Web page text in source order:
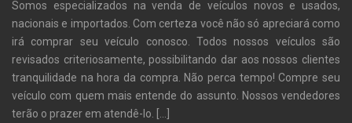
Somos especializados na venda de veículos novos e usados,
nacionais e importados. Com certeza você não só apreciará como
irá comprar seu veículo conosco. Todos nossos veículos são
revisados criteriosamente, possibilitando dar aos nossos clientes
tranquilidade na hora da compra. Não perca tempo! Compre seu
veículo com quem mais entende do assunto. Nossos vendedores
terão o prazer em atendê-lo.